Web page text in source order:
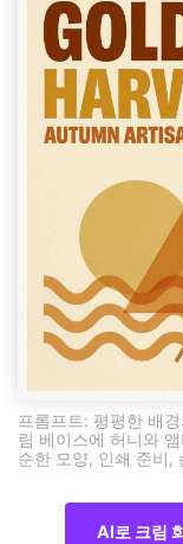
프롬프트: 평평한 배
림 베이스에 허니와
순한 모양, 인쇄 준비,
AI로 크림